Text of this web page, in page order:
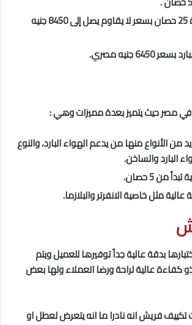
يتوفر منه قوة 25 حصان بسعر لا يقاوم يصل إلى 8450 جنيه
6450 جنيه مصري.
مصر حيث يتميز بعدة مميزات وهي :
من الأنواع منها من يدعم الهواء البارد، والنوع
البارد والساخن.
من 5 حصان.
عالية مثل خاصية الانفرتر والبلازما.
بدقة عالية جداً توفيرها للعميل ويتم
ذو كفاءة عالية لراحة ورضا العملاء ولها بعض
تكييف فريش انه نادرا ما انه يتعرض لعطل او